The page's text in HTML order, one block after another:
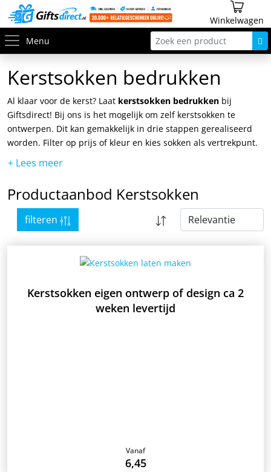
Winkelwagen
Menu
Kerstsokken bedrukken
Al klaar voor de kerst? Laat kerstsokken bedrukken bij
Giftsdirect! Bij ons is het mogelijk om zelf kerstsokken te
ontwerpen. Dit kan gemakkelijk in drie stappen gerealiseerd
worden. Filter op prijs of kleur en kies sokken als vertrekpunt.
via de productpagina. Zodra we uw aanvraag binnen hebben
vraag eengratis vrijblijvende offerteaan en ontvang
eengratis digitale proefdruk
Productaanbod Kerstsokken
filteren
Kerstsokken eigen ontwerp of design ca 2
weken levertijd
Vanaf
6,45